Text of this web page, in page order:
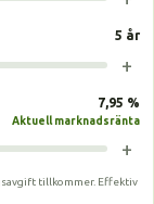
5 år
+
7,95 %
Aktuell marknadsränta
+
tillkommer. Effektiv